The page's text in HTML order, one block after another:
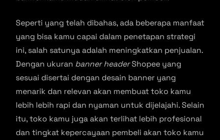
Seperti yang telah dibahas, ada beberapa manfaat
yang bisa kamu capai dalam penetapan strategi
ini, salah satunya adalah meningkatkan penjualan.
Dengan ukuran banner headerShopee yang
sesuai disertai dengan desain banner yang
menarik dan relevan akan membuat toko kamu
lebih lebih rapi dan nyaman untuk dijelajahi. Selain
itu, toko kamu juga akan terlihat lebih profesional
dan tingkat kepercayaan pembeli akan toko kamu